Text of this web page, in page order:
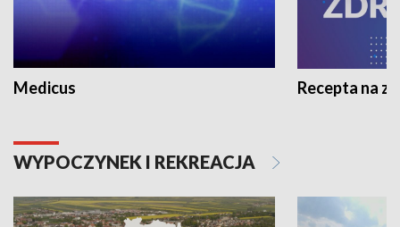
Medicus Recepta na
WYPOCZYNEK I REKREACJA